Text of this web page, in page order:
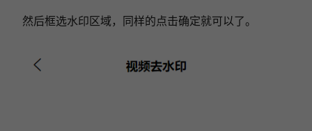
然后框选水印区域，同样的点击确定就可以了。